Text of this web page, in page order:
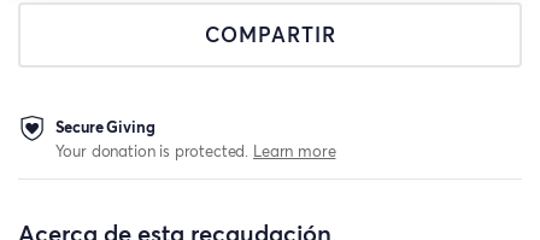
COMPARTIR
Secure Giving
Your donation is protected. Learn more
Acerca de esta recaudación